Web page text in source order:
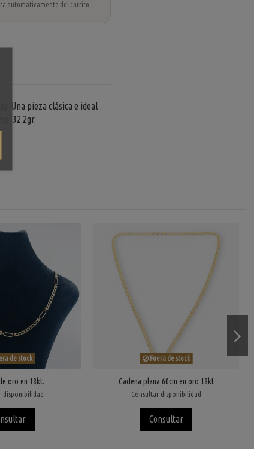
automáticamente del carrito.
Una pieza clásica e ideal
32.2gr.
de stock
oro en 18kt.
disponibilidad
Fuera de stock
Cadena plana 60cm en oro 18kt
Consultar disponibilidad
Consultar